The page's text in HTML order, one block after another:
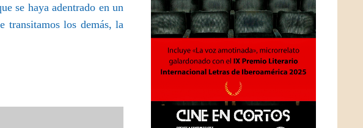
se haya adentrado en un
transitamos los demás, la